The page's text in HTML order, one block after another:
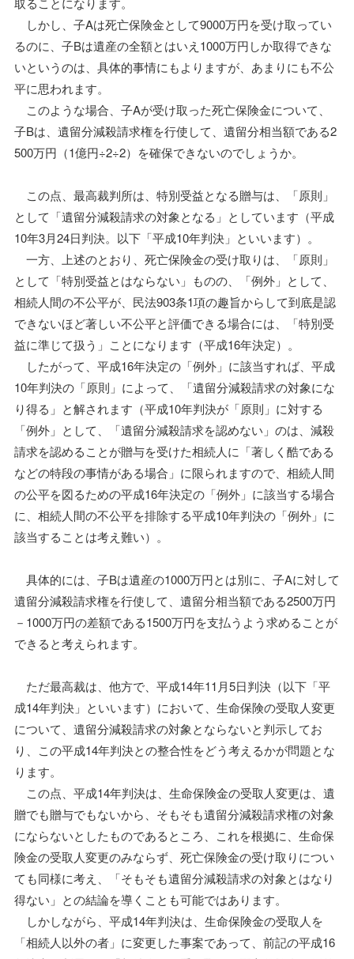
しかし、子Aは死亡保険金として9000万円を受け取ってい
るのに、子Bは遺産の全額とはいえ1000万円しか取得できな
いというのは、具体的事情にもよりますが、あまりにも不公
平に思われます。
このような場合、子Aが受け取った死亡保険金について、
子Bは、遺留分減殺請求権を行使して、遺留分相当額である2
500万円（1億円÷2÷2）を確保できないのでしょうか。
この点、最高裁判所は、特別受益となる贈与は、「原則」
として「遺留分減殺請求の対象となる」としています（平成
10年3月24日判決。以下「平成10年判決」といいます）。
一方、上述のとおり、死亡保険金の受け取りは、「原則」
として「特別受益とはならない」ものの、「例外」として、
相続人間の不公平が、民法903条1項の趣旨からして到底是認
できないほど著しい不公平と評価できる場合には、「特別受
益に準じて扱う」ことになります（平成16年決定）。
したがって、平成16年決定の「例外」に該当すれば、平成
10年判決の「原則」によって、「遺留分減殺請求の対象にな
り得る」と解されます（平成10年判決が「原則」に対する
「例外」として、「遺留分減殺請求を認めない」のは、減殺
請求を認めることが贈与を受けた相続人に「著しく酷である
などの特段の事情がある場合」に限られますので、相続人間
の公平を図るための平成16年決定の「例外」に該当する場合
に、相続人間の不公平を排除する平成10年判決の「例外」に
該当することは考え難い）。
具体的には、子Bは遺産の1000万円とは別に、子Aに対して
遺留分減殺請求権を行使して、遺留分相当額である2500万円
－1000万円の差額である1500万円を支払うよう求めることが
できると考えられます。
ただ最高裁は、他方で、平成14年11月5日判決（以下「平
成14年判決」といいます）において、生命保険の受取人変更
について、遺留分減殺請求の対象とならないと判示してお
り、この平成14年判決との整合性をどう考えるかが問題とな
ります。
この点、平成14年判決は、生命保険金の受取人変更は、遺
贈でも贈与でもないから、そもそも遺留分減殺請求権の対象
にならないとしたものであるところ、これを根拠に、生命保
険金の受取人変更のみならず、死亡保険金の受け取りについ
ても同様に考え、「そもそも遺留分減殺請求の対象とはなり
得ない」との結論を導くことも可能ではあります。
しかしながら、平成14年判決は、生命保険金の受取人を
「相続人以外の者」に変更した事案であって、前記の平成16